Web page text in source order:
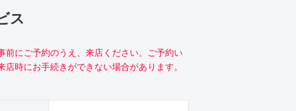
ス
前にご予約のうえ、来店ください。ご予約い
店時にお手続きができない場合があります。